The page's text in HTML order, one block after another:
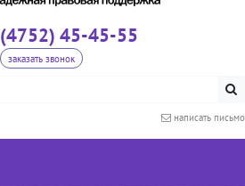
(4752) 45-45-55
заказать звонок
написать письмо